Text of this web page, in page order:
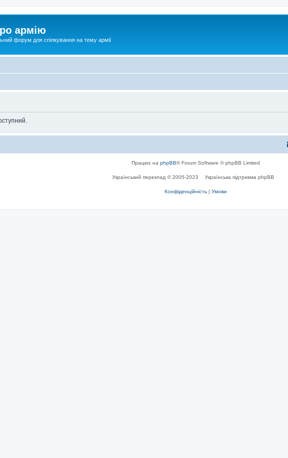
армію
форум для спілкування на тему армії
Працює на phpBB® Forum Software © phpBB Limited
Український переклад © 2005-2023 Українська підтримка phpBB
Конфіденційність | Умови